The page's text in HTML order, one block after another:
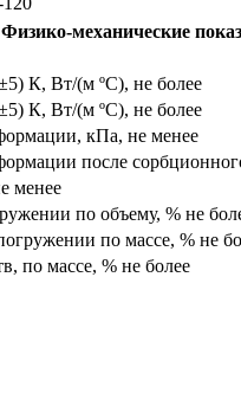
Физико-механические
К, Вт/(м ºС), не более
К, Вт/(м ºС), не более
кПа, не менее
после
менее
по объему, % не
по массе, % не
по массе, % не более